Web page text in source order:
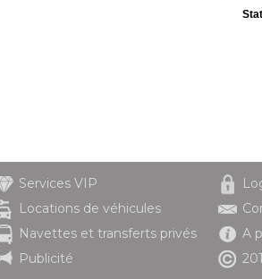
Services VIP
Locations de véhicules
Navettes et transferts privés
Publicité
A